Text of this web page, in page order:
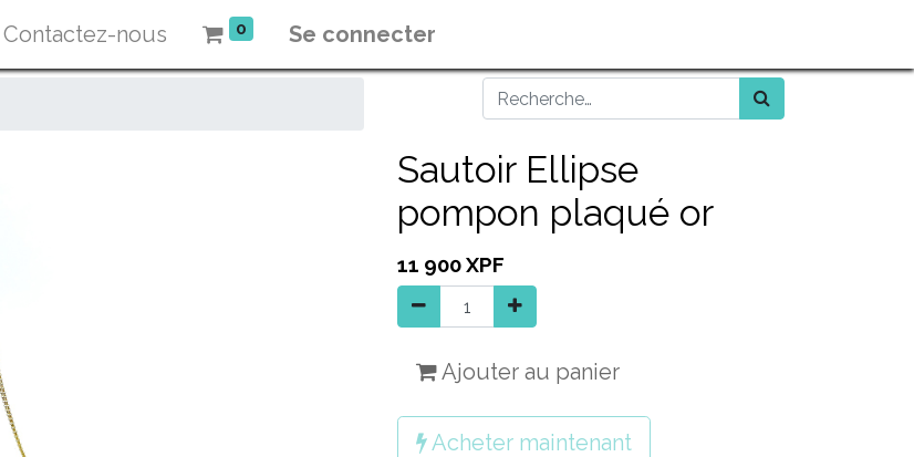
Contactez-nous 0 Se connecter
Sautoir Ellipse
pompon plaqué or
11 900XPF
Ajouter au panier
Acheter maintenant